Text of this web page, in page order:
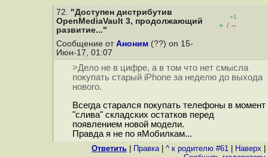
72. "Доступен дистрибутив
OpenMediaVault 3, продолжающий
развитие..."
+1
+ / –
Сообщение от Аноним (??) on 15-
Июн-17, 01:07
>Дело не в цифре, а в том что нет смысла
покупать старый iPhone за неделю до выхода
нового.
Всегда старался покупать телефоны в момент
"слива" складских остатков перед
появлением новой модели.
Правда я не по яМобилкам...
Ответить Правка| ^ к родителю #61 Наверх